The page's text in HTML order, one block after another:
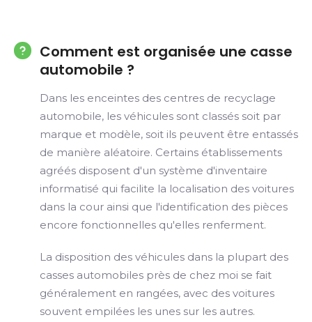
Comment est organisée une casse
automobile ?
Dans les enceintes des centres de recyclage
automobile, les véhicules sont classés soit par
marque et modèle, soit ils peuvent être entassés
de manière aléatoire. Certains établissements
agréés disposent d'un système d'inventaire
informatisé qui facilite la localisation des voitures
dans la cour ainsi que l'identification des pièces
encore fonctionnelles qu'elles renferment.
La disposition des véhicules dans la plupart des
casses automobiles près de chez moi se fait
généralement en rangées, avec des voitures
souvent empilées les unes sur les autres.